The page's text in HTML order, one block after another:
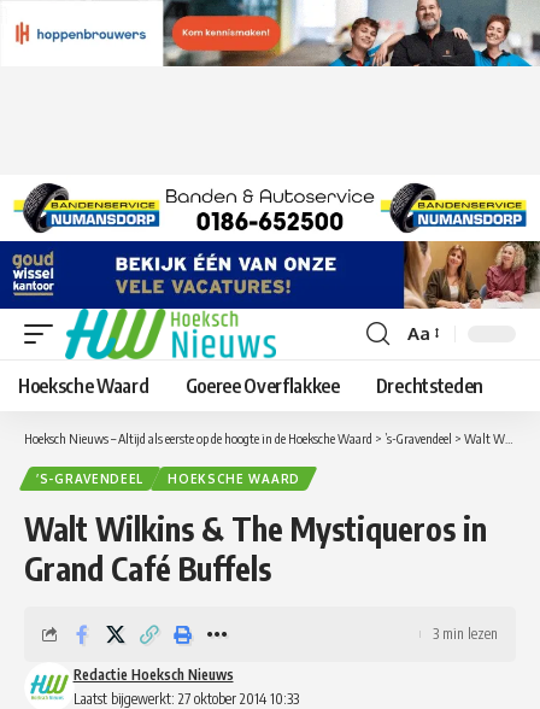
Lettergrootte
aanpassen
Aa
Hoeksche Waard Goeree Overflakkee Drechtsteden
Hoeksch Nieuws – Altijd als eerste op de hoogte in de Hoeksche Waard > ’s-Gravendeel > Walt Wilkins & The Mystiqueros in Grand Café Buffels
’S-GRAVENDEEL HOEKSCHE WAARD
Walt Wilkins & The Mystiqueros in
Grand Café Buffels
Laatst bijgewerkt: 27 oktober 2014 10:33
Redactie Hoeksch Nieuws
3 min lezen